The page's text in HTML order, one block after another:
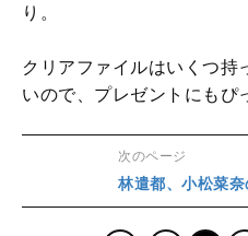
り。
クリアファイルはいくつ持
いので、プレゼントにもぴ
次のページ
林遣都、小松菜奈